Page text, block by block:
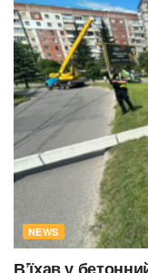
NEWS
В’їхав у